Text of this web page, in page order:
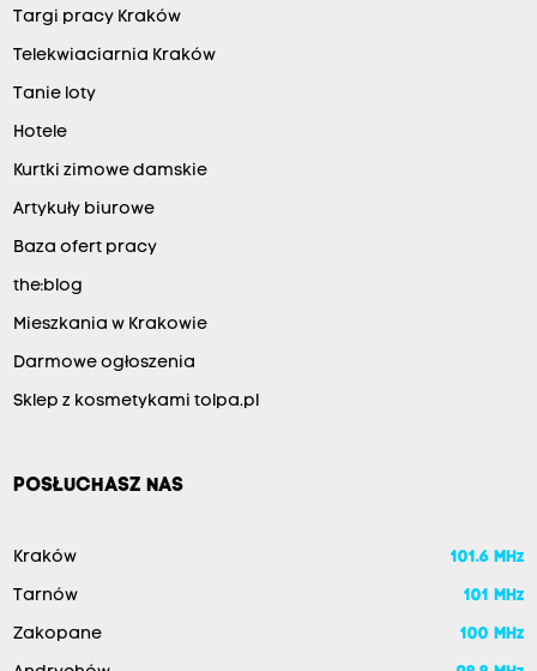
Targi pracy Kraków
Telekwiaciarnia Kraków
Tanie loty
Hotele
Kurtki zimowe damskie
Artykuły biurowe
Baza ofert pracy
the:blog
Mieszkania w Krakowie
Darmowe ogłoszenia
Sklep z kosmetykami tolpa.pl
POSŁUCHASZ NAS
Kraków 101.6 MHz
Tarnów 101 MHz
Zakopane 100 MHz